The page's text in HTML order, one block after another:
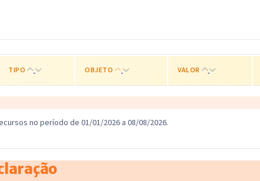
TIPO OBJETO VALOR
no período de 01/01/2026 a 08/08/2026.